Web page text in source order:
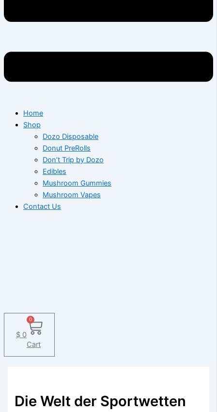
Home
Shop
Dozo Disposable
Donut PreRolls
Don’t Trip by Dozo
Edibles
Mushroom Gummies
Mushroom Vapes
Contact Us
$ 0
0
Cart
Die Welt der Sportwetten